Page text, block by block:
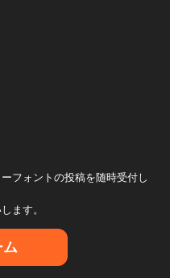
フォントの投稿を随時受付し
ます。